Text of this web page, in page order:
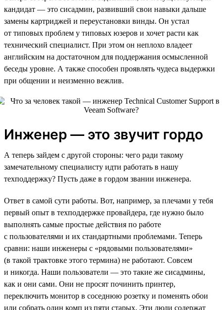
кандидат — это сисадмин, развивший свои навыки дальше
замены картриджей и переустановки винды. Он устал
от типовых проблем у типовых юзеров и хочет расти как
технический специалист. При этом он неплохо владеет
английским на достаточном для поддержания осмысленной
беседы уровне. А также способен проявлять чудеса выдержки
при общении и неизменно вежлив.
Инженер — это звучит гордо
А теперь зайдем с другой стороны: чего ради такому
замечательному специалисту идти работать в нашу
техподдержку? Пусть даже в гордом звании инженера.
Ответ в самой сути работы. Вот, например, за плечами у тебя
первый опыт в техподдержке провайдера, где нужно было
выполнять самые простые действия по работе
с пользователями и их стандартными проблемами. Теперь
сравни: наши инженеры с «рядовыми пользователями»
(в такой трактовке этого термина) не работают. Совсем
и никогда. Наши пользователи — это такие же сисадмины,
как и они сами. Они не просят починить принтер,
переключить монитор в соседнюю розетку и поменять обои
или собрать один комп из пяти старых. Эти люди содержат